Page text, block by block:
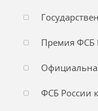
Премия ФСБ
ФСБ России